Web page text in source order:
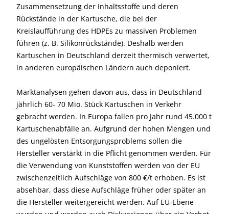
Zusammensetzung der Inhaltsstoffe und deren
Rückstände in der Kartusche, die bei der
Kreislaufführung des HDPEs zu massiven Problemen
führen (z. B. Silikonrückstände). Deshalb werden
Kartuschen in Deutschland derzeit thermisch verwertet,
in anderen europäischen Ländern auch deponiert.
Marktanalysen gehen davon aus, dass in Deutschland
jährlich 60- 70 Mio. Stück Kartuschen in Verkehr
gebracht werden. In Europa fallen pro Jahr rund 45.000 t
Kartuschenabfälle an. Aufgrund der hohen Mengen und
des ungelösten Entsorgungsproblems sollen die
Hersteller verstärkt in die Pflicht genommen werden. Für
die Verwendung von Kunststoffen werden von der EU
zwischenzeitlich Aufschläge von 800 €/t erhoben. Es ist
absehbar, dass diese Aufschläge früher oder später an
die Hersteller weitergereicht werden. Auf EU-Ebene